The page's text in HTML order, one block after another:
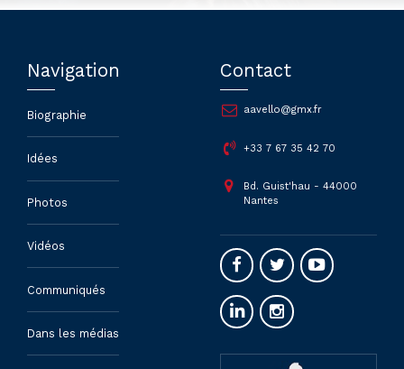
Navigation
Biographie
Idées
Photos
Vidéos
Communiqués
Dans les médias
Contact
aavello@gmx.fr
+33 7 67 35 42 70
Bd. Guist'hau - 44000
Nantes